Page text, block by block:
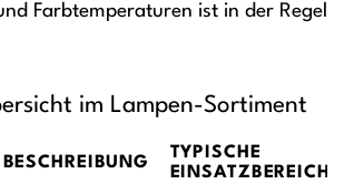
Farbtemperaturen ist in der Regel
im Lampen-Sortiment
BESCHREIBUNG
TYPISCHE
EINSATZBEREICHE